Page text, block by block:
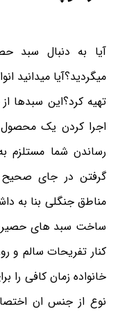
آیا به دنبال سبد
میگردید؟آیا میدانید
تهیه کرد؟این سبدها
اجرا کردن یک
رساندن شما مستلزم
گرفتن در جای
مناطق جنگلی بنا به
ساخت سبد های حصیری
کنار تفریحات سالم و
خانواده زمان کافی را
نوع از جنس ان